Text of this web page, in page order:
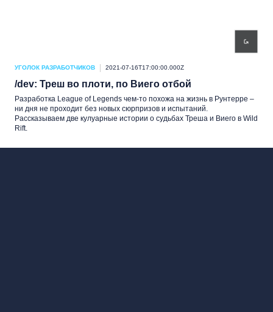
УГОЛОК РАЗРАБОТЧИКОВ 2021-07-16T17:00:00.000Z
/dev: Треш во плоти, по Виего отбой
Разработка League of Legends чем-то похожа на жизнь в Рунтерре –
ни дня не проходит без новых сюрпризов и испытаний.
Рассказываем две кулуарные истории о судьбах Треша и Виего в Wild
Rift.